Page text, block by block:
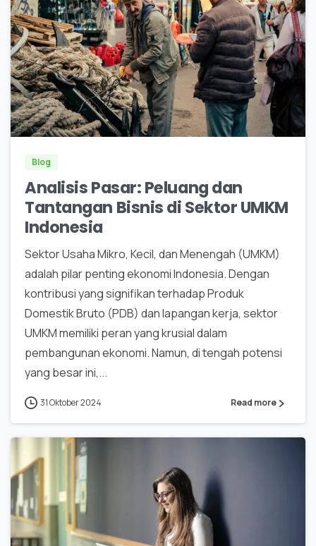
0
Blog
Analisis Pasar: Peluang dan
Tantangan Bisnis di Sektor UMKM
Indonesia
Sektor Usaha Mikro, Kecil, dan Menengah (UMKM)
adalah pilar penting ekonomi Indonesia. Dengan
kontribusi yang signifikan terhadap Produk
Domestik Bruto (PDB) dan lapangan kerja, sektor
UMKM memiliki peran yang krusial dalam
pembangunan ekonomi. Namun, di tengah potensi
yang besar ini,...
31 Oktober 2024 Read more